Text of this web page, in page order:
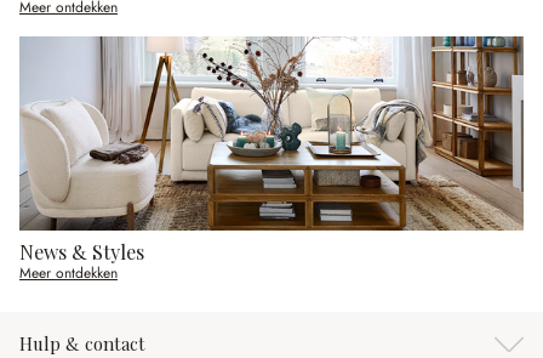
Meer ontdekken
News & Styles
Meer ontdekken
Hulp & contact